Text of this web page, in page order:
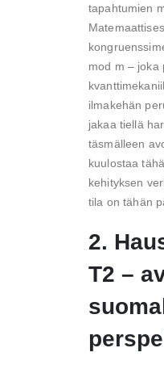
tapahtumien
mod m – joka
ilmakehän
jakaa tiellä
täsmälleen
kuulostaa
kehityksen
tila on tähän
2.
T2 –